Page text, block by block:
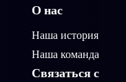
О нас
Наша история
Наша команда
Связаться с